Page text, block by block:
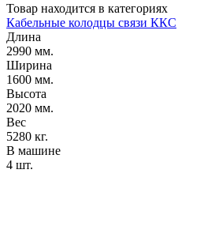
Товар находится в категориях
Кабельные колодцы связи ККС
Длина
2990 мм.
Ширина
1600 мм.
Высота
2020 мм.
Вес
5280 кг.
В машине
4 шт.